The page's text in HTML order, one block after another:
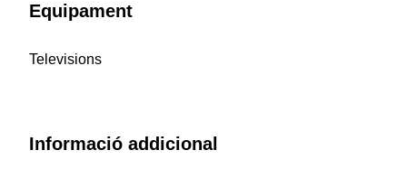
Equipament
Televisions
Informació addicional